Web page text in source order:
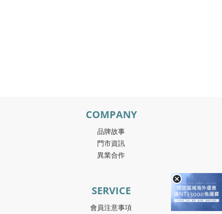
COMPANY
品牌故事
門市資訊
異業合作
SERVICE
會員注意事項